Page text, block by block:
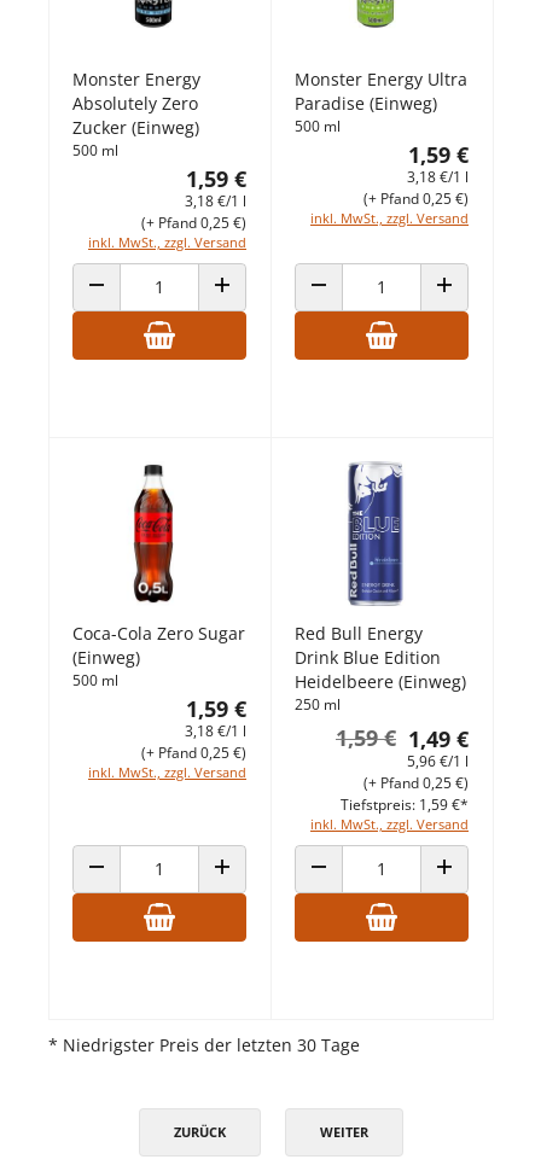
Monster Energy
Absolutely Zero
Zucker (Einweg)
500 ml
1,59 €
3,18 €/1 l
inkl. MwSt., zzgl. Versand
(+ Pfand 0,25 €)
ANZAHL VERRINGERNANZAHL ERHÖHEN
Monster Energy Ultra
Paradise (Einweg)
500 ml
1,59 €
3,18 €/1 l
inkl. MwSt., zzgl. Versand
(+ Pfand 0,25 €)
ANZAHL VERRINGERNANZAHL
Coca-Cola Zero Sugar
(Einweg)
500 ml
1,59 €
3,18 €/1 l
inkl. MwSt., zzgl. Versand
(+ Pfand 0,25 €)
ANZAHL VERRINGERNANZAHL ERHÖHEN
Red Bull Energy
Drink Blue Edition
Heidelbeere (Einweg)
250 ml
1,49 €
1,59 €
5,96 €/1 l
inkl. MwSt., zzgl. Versand
(+ Pfand 0,25 €)
Tiefstpreis: 1,59 €*
ANZAHL VERRINGERNANZAHL
* Niedrigster Preis der letzten 30 Tage
ZURÜCK WEITER